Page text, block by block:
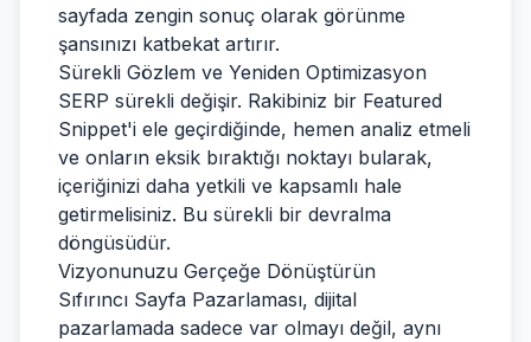
sayfada zengin sonuç olarak görünme
şansınızı katbekat artırır.
Sürekli Gözlem ve Yeniden Optimizasyon
SERP sürekli değişir. Rakibiniz bir Featured
Snippet'i ele geçirdiğinde, hemen analiz etmeli
ve onların eksik bıraktığı noktayı bularak,
içeriğinizi daha yetkili ve kapsamlı hale
getirmelisiniz. Bu sürekli bir devralma
döngüsüdür.
Vizyonunuzu Gerçeğe Dönüştürün
Sıfırıncı Sayfa Pazarlaması, dijital
pazarlamada sadece var olmayı değil, aynı